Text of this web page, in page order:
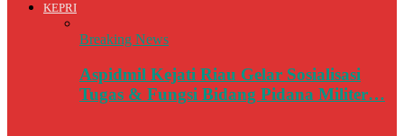
KEPRI
Breaking News
Aspidmil Kejati Riau Gelar Sosialisasi
Tugas & Fungsi Bidang Pidana Militer…